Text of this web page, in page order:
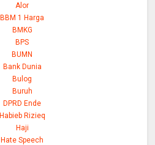
Alor
BBM 1 Harga
BMKG
BPS
BUMN
Bank Dunia
Bulog
Buruh
DPRD Ende
Habieb Rizieq
Haji
Hate Speech